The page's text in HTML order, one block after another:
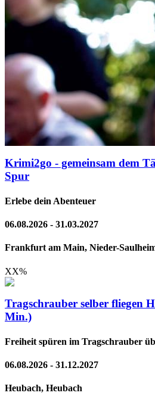
Krimi2go - gemeinsam dem
Spur
Erlebe dein Abenteuer
06.08.2026 - 31.03.2027
Frankfurt am Main, Nieder-
XX%
Tragschrauber selber fliegen
Min.)
Freiheit spüren im Tragschrauber
06.08.2026 - 31.12.2027
Heubach, Heubach